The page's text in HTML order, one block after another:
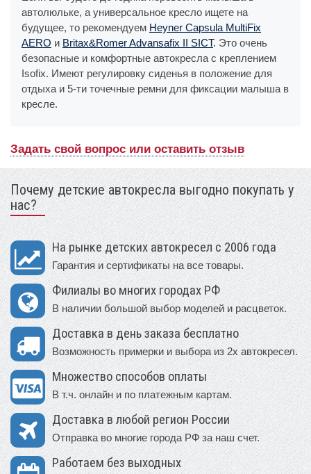
автолюльке, а универсальное кресло ищете на
будущее, то рекомендуем Heyner Capsula MultiFix
AERO и Britax&Romer Advansafix II SICT. Это очень
безопасные и комфортные автокресла с креплением
Isofix. Имеют регулировку сиденья в положение для
отдыха и 5-ти точечные ремни для фиксации малыша в
кресле.
Задать свой вопрос или оставить отзыв
Почему детские автокресла выгодно покупать у
нас?
На рынке детских автокресел с 2006 года
Гарантия и сертификаты на все товары.
Филиалы во многих городах РФ
В наличии большой выбор моделей и расцветок.
Доставка в день заказа бесплатно
Возможность примерки и выбора из 2х автокресел.
Множество способов оплаты
В т.ч. онлайн и по платежным картам.
Доставка в любой регион России
Отправка во многие города РФ за наш счет.
Работаем без выходных